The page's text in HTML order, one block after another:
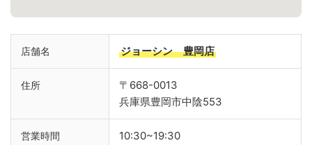
店舗名 ジョーシン 豊岡店
住所
〒668-0013
兵庫県豊岡市中陰553
営業時間 10:30~19:30